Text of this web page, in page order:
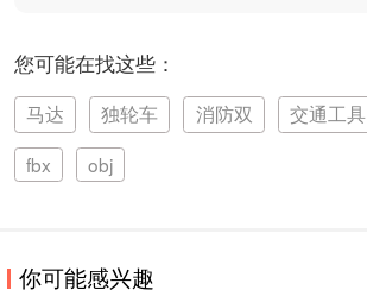
您可能在找这些：
马达 独轮车 消防双 交通工具
fbx
obj
你可能感兴趣